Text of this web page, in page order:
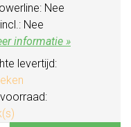
Nee
Nee
informatie »
levertijd: